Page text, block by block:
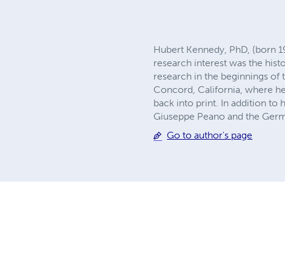
Hubert Kennedy, PhD, (born
research interest was the
research in the beginnings of
Concord, California, where
back into print. In addition to
Giuseppe Peano and the
Go to author's page